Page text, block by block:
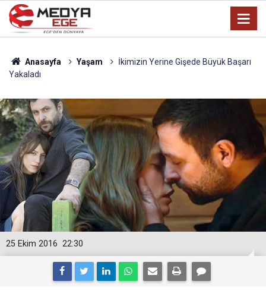
Anasayfa Yaşam
İkimizin Yerine Gişede Büyük Başarı
Yakaladı
22:30
25 Ekim 2016